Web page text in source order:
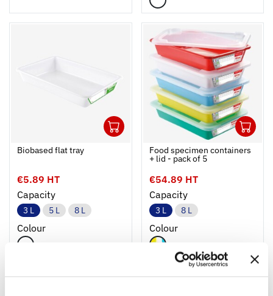
Add to cart
Fermer
Biobased flat tray
€5.89 HT
Capacity
3 L 5 L 8 L
Colour
Food specimen containers
+ lid - pack of 5
€54.89 HT
Capacity
3 L 8 L
Colour